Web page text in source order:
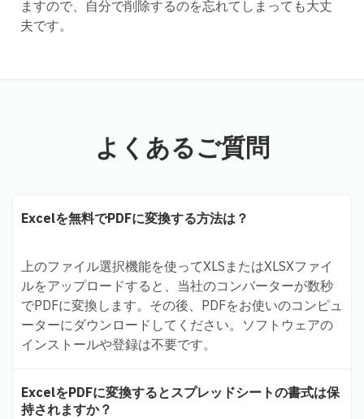
ますので、自分で削除するのを忘れてしまっても大丈
夫です。
よくあるご質問
Excelを無料でPDFに変換する方法は？
上のファイル選択機能を使ってXLSまたはXLSXファイ
ルをアップロードすると、当社のコンバーターが数秒
でPDFに変換します。その後、PDFをお使いのコンピュ
ーターにダウンロードしてください。ソフトウェアの
インストールや登録は不要です。
ExcelをPDFに変換するとスプレッドシートの書式は保
持されますか？